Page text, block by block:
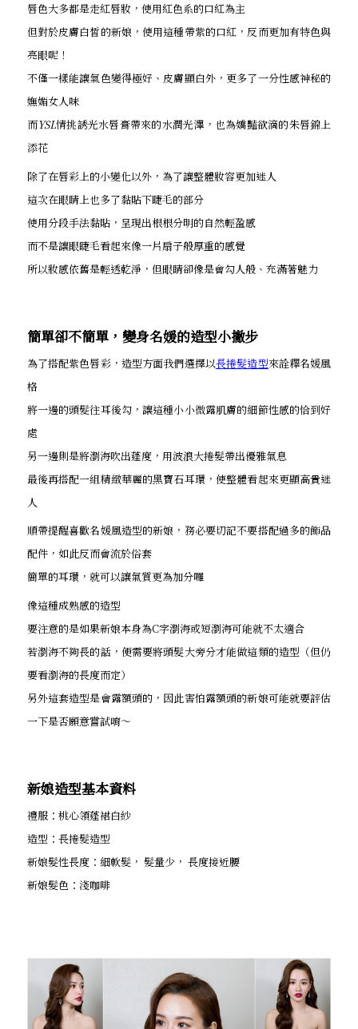
唇色大多都是走紅唇妝，使用紅色系的口紅為主
但對於皮膚白皙的新娘，使用這種帶紫的口紅，反而更加有特色與
亮眼呢！
不僅一樣能讓氣色變得極好、皮膚顯白外，更多了一分性感神秘的
嫵媚女人味
而YSL情挑誘光水唇膏帶來的水潤光澤，也為嬌豔欲滴的朱唇錦上
添花
除了在唇彩上的小變化以外，為了讓整體妝容更加迷人
這次在眼睛上也多了黏貼下睫毛的部分
使用分段手法黏貼，呈現出根根分明的自然輕盈感
而不是讓眼睫毛看起來像一片扇子般厚重的感覺
所以妝感依舊是輕透乾淨，但眼睛卻像是會勾人般、充滿著魅力
簡單卻不簡單，變身名媛的造型小撇步
為了搭配紫色唇彩，造型方面我們選擇以長捲髮造型來詮釋名媛風
格
將一邊的頭髮往耳後勾，讓這種小小微露肌膚的細節性感的恰到好
處
另一邊則是將瀏海吹出蓬度，用波浪大捲髮帶出優雅氣息
最後再搭配一組精緻華麗的黑寶石耳環，使整體看起來更顯高貴迷
人
順帶提醒喜歡名媛風造型的新娘，務必要切記不要搭配過多的飾品
配件，如此反而會流於俗套
簡單的耳環，就可以讓氣質更為加分囉
像這種成熟感的造型
要注意的是如果新娘本身為C字瀏海或短瀏海可能就不太適合
若瀏海不夠長的話，便需要將頭髮大旁分才能做這類的造型（但仍
要看瀏海的長度而定）
另外這套造型是會露額頭的，因此害怕露額頭的新娘可能就要評估
一下是否願意嘗試唷～
新娘造型基本資料
禮服：桃心領蓬裙白紗
造型：長捲髮造型
新娘髮性長度：細軟髮， 髮量少， 長度接近腰
新娘髮色：淺咖啡